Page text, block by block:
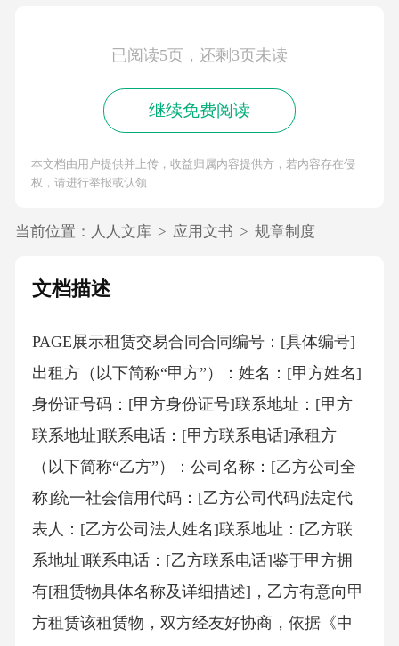
已阅读5页，还剩3页未读
继续免费阅读
本文档由用户提供并上传，收益归属内容提供方，若内容存在侵
权，请进行举报或认领
当前位置： 人人文库 > 应用文书 > 规章制度
文档描述
PAGE展示租赁交易合同合同编号：[具体编号]
出租方（以下简称“甲方”）：姓名：[甲方姓名]
身份证号码：[甲方身份证号]联系地址：[甲方
联系地址]联系电话：[甲方联系电话]承租方
（以下简称“乙方”）：公司名称：[乙方公司全
称]统一社会信用代码：[乙方公司代码]法定代
表人：[乙方公司法人姓名]联系地址：[乙方联
系地址]联系电话：[乙方联系电话]鉴于甲方拥
有[租赁物具体名称及详细描述]，乙方有意向甲
方租赁该租赁物，双方经友好协商，依据《中